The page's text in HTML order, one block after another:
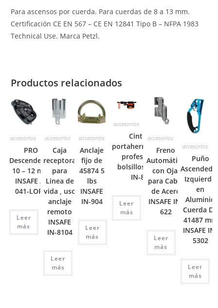
Para ascensos por cuerda. Para cuerdas de 8 a 13 mm.
Certificación CE EN 567 – CE EN 12841 Tipo B – NFPA 1983
Technical Use. Marca Petzl.
Productos relacionados
accesorios
PRO
Descendedor
10 – 12 mm
INSAFE A-
041-LORY
Leer
más
accesorios
Caja
receptora
para
Linea de
vida , uso
anclaje
remoto
INSAFE
IN-8104
Leer
más
accesorios
Anclaje
fijo de
45874 5
lbs
INSAFE
IN-904
Leer
más
accesorios
Cinturon
portaherramientas
profesional 6
bolsillos INSAFE
IN-8095
Leer
más
accesorios
Freno
Automático
con Ojal
para Cable
de Acero
INSAFE IN-
622
Leer
más
accesorios
Puño
Izquierdo
en
Aluminio
Cuerda De
41487 mm
INSAFE IN-
5302
Leer
más